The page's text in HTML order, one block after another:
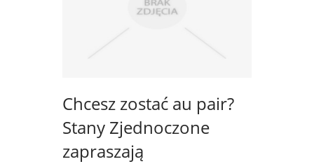
Chcesz zostać au pair?
Stany Zjednoczone
zapraszają